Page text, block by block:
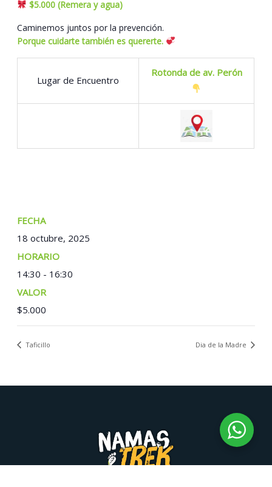
$5.000 (Remera y agua)
Caminemos juntos por la prevención.
Porque cuidarte también es quererte.
Lugar de Encuentro
Rotonda de av. Perón
FECHA:
18 octubre, 2025
14:30 - 16:30
COSTO:
$5.000
Taficillo Dia de la Madre